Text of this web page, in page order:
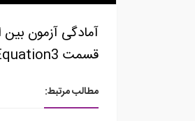
قسمت Bernoullli Equation3 مکانیک سیالات 15 - معادله برنولی (ادامه)_2
مطالب مرتبط: